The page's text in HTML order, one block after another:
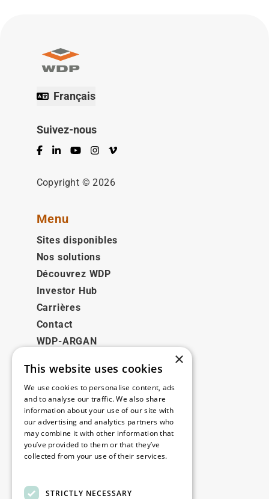
Français
Suivez-nous
Facebook
LinkedInYouTubeInstagram
Vimeo
Copyright © 2026
Menu
Sites disponibles
Nos solutions
Découvrez WDP
Investor Hub
Carrières
Contact
WDP-ARGAN
Juridique
Disclaimer
Politique de confidentialité
Cookie Policy
Contact
×
This website uses cookies
We use cookies to personalise content, ads
and to analyse our traffic. We also share
information about your use of our site with
our advertising and analytics partners who
may combine it with other information that
you’ve provided to them or that they’ve
collected from your use of their services.
STRICTLY NECESSARY